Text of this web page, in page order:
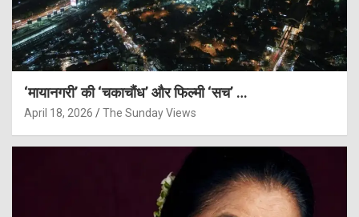
‘मायानगरी’ की ‘चकाचौंध’ और फिल्मी ‘सच’ …
April 18, 2026 The Sunday Views